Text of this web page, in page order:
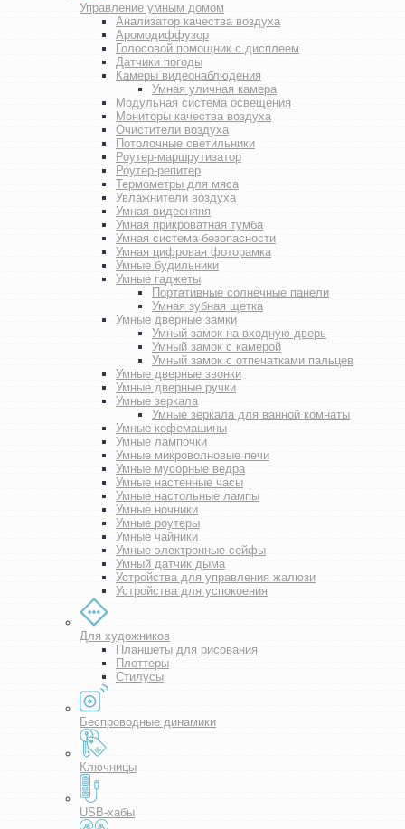
Управление умным домом
Анализатор качества воздуха
Аромодиффузор
Голосовой помощник с дисплеем
Датчики погоды
Камеры видеонаблюдения
Умная уличная камера
Модульная система освещения
Мониторы качества воздуха
Очистители воздуха
Потолочные светильники
Роутер-маршрутизатор
Роутер-репитер
Термометры для мяса
Увлажнители воздуха
Умная видеоняня
Умная прикроватная тумба
Умная система безопасности
Умная цифровая фоторамка
Умные будильники
Умные гаджеты
Портативные солнечные панели
Умная зубная щетка
Умные дверные замки
Умный замок на входную дверь
Умный замок с камерой
Умный замок с отпечатками пальцев
Умные дверные звонки
Умные дверные ручки
Умные зеркала
Умные зеркала для ванной комнаты
Умные кофемашины
Умные лампочки
Умные микроволновые печи
Умные мусорные ведра
Умные настенные часы
Умные настольные лампы
Умные ночники
Умные роутеры
Умные чайники
Умные электронные сейфы
Умный датчик дыма
Устройства для управления жалюзи
Устройства для успокоения
Для художников
Планшеты для рисования
Плоттеры
Стилусы
Беспроводные динамики
Ключницы
USB-хабы